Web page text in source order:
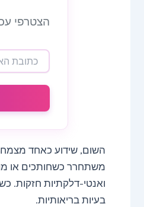
הצטרפי
השום, שידוע כאחד
משתחרר כשחותכים או
ואנטי-דלקתיות חזקות.
בעיות בריאותיות.